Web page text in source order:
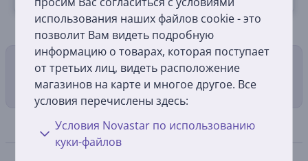
использования наших файлов cookie - это
позволит Вам видеть подробную
информацию о товарах, которая поступает
от третьих лиц, видеть расположение
магазинов на карте и многое другое. Все
условия перечислены здесь:
Условия Novastar по использованию
куки-файлов
Способы доставки
Спецификация